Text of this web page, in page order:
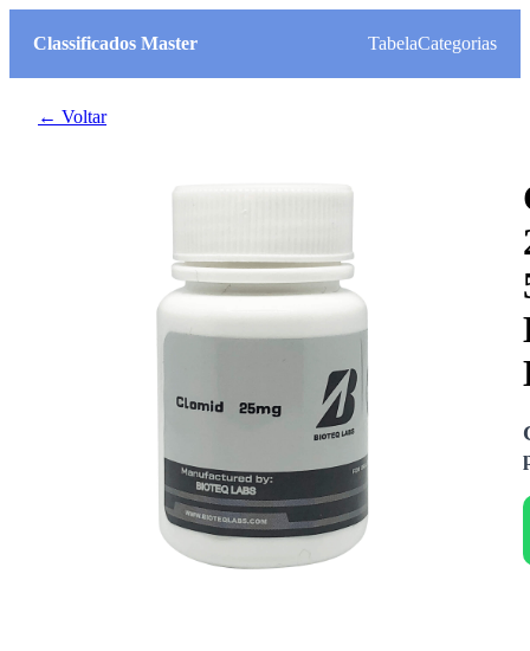
Classificados Master TabelaCategorias
← Voltar